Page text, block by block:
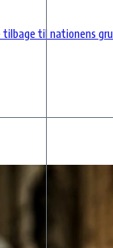
til nationens